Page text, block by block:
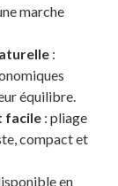
marche
:
équilibre.
facile : pliage
compact et
en